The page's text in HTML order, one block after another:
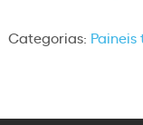
Categorias: